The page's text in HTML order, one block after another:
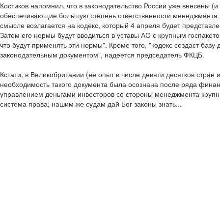
Костиков напомнил, что в законодательство России уже
обеспечивающие большую степень ответственности
смысле возлагается на кодекс, который 4 апреля будет
Затем его нормы будут вводиться в уставы АО с крупным
что будут применять эти нормы". Кроме того, "кодекс создаст
законодательным документом", надеется председатель ФКЦБ.
Кстати, в Великобритании (ее опыт в числе девяти десятков
необходимость такого документа была осознана после ряда
управлением деньгами инвесторов со стороны менеджмента
система права; нашим же судам дай Бог законы знать...